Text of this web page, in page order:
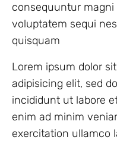
consequuntur magni
voluptatem sequi
quisquam
Lorem ipsum dolor
adipisicing elit, sed
incididunt ut labore
enim ad minim
exercitation ullamco